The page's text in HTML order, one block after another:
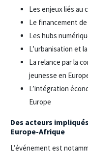
Les enjeux liés au
Le financement
Les hubs
L’urbanisation et
La relance par la
jeunesse en
L’intégration
Europe
Des acteurs
Europe-Afrique
L’événement est